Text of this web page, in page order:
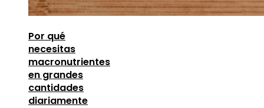
Por qué
necesitas
macronutrientes
en grandes
cantidades
diariamente